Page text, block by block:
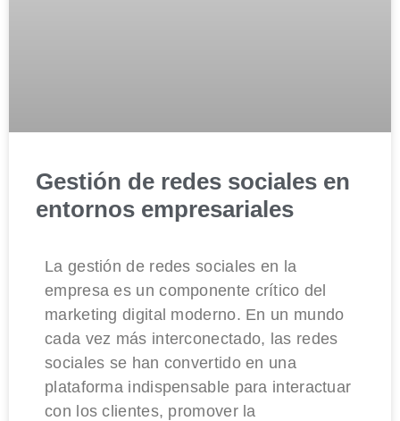
Gestión de redes sociales en
entornos empresariales
La gestión de redes sociales en la
empresa es un componente crítico del
marketing digital moderno. En un mundo
cada vez más interconectado, las redes
sociales se han convertido en una
plataforma indispensable para interactuar
con los clientes, promover la